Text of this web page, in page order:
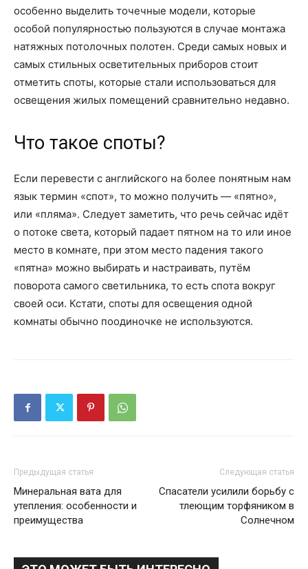
особенно выделить точечные модели, которые
особой популярностью пользуются в случае монтажа
натяжных потолочных полотен. Среди самых новых и
самых стильных осветительных приборов стоит
отметить споты, которые стали использоваться для
освещения жилых помещений сравнительно недавно.
Что такое споты?
Если перевести с английского на более понятным нам
язык термин «спот», то можно получить — «пятно»,
или «пляма». Следует заметить, что речь сейчас идёт
о потоке света, который падает пятном на то или иное
место в комнате, при этом место падения такого
«пятна» можно выбирать и настраивать, путём
поворота самого светильника, то есть спота вокруг
своей оси. Кстати, споты для освещения одной
комнаты обычно поодиночке не используются.
Предыдущая статья
Минеральная вата для
утепления: особенности и
преимущества
Следующая статья
Спасатели усилили борьбу с
тлеющим торфяником в
Солнечном